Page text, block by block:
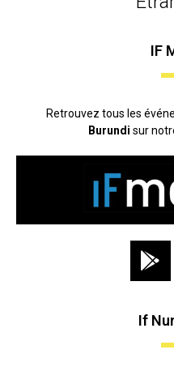
IF
Retrouvez tous les
Burundi sur
If